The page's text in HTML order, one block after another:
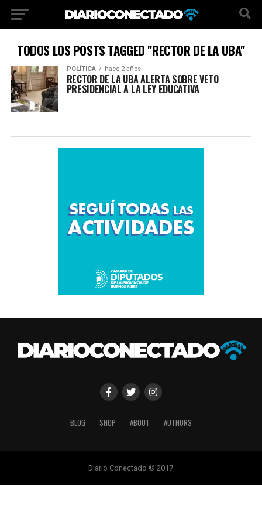
TODOS LOS POSTS TAGGED "RECTOR DE LA UBA"
POLÍTICA hace 2 años
RECTOR DE LA UBA ALERTA SOBRE VETO
PRESIDENCIAL A LA LEY EDUCATIVA
BLOG SHOP ABOUT AUTHORS
Diario Conectado © 2017